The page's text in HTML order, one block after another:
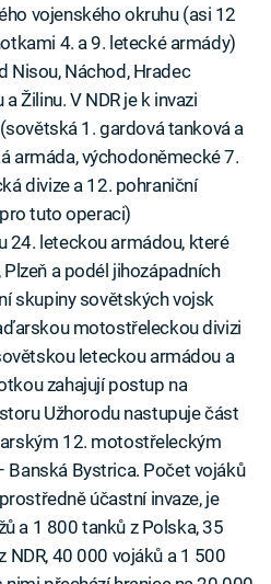
vojenského okruhu (asi 12
4. a 9. letecké armády)
Nisou, Náchod, Hradec
Žilinu. V NDR je k invazi
1. gardová tanková a
armáda, východoněmecké 7.
divize a 12. pohraniční
tuto operaci)
24. leteckou armádou, které
a podél jihozápadních
skupiny sovětských vojsk
motostřeleckou divizi
leteckou armádou a
zahajují postup na
Užhorodu nastupuje část
12. motostřeleckým
Banská Bystrica. Počet vojáků
účastní invaze, je
a 1 800 tanků z Polska, 35
NDR, 40 000 vojáků a 1 500